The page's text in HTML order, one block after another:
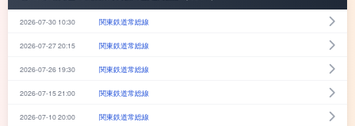
2026-07-30 10:30 関東鉄道常総線
2026-07-27 20:15 関東鉄道常総線
2026-07-26 19:30 関東鉄道常総線
2026-07-15 21:00 関東鉄道常総線
2026-07-10 20:00 関東鉄道常総線